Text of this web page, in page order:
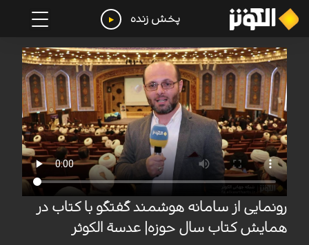
پخش زنده
رونمایی از سامانه هوشمند گفتگو با کتاب در
همایش کتاب سال حوزه| عدسة الکوثر